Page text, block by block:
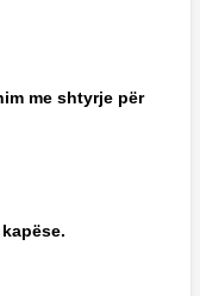
me shtyrje për